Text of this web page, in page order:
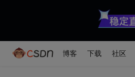
博客 下载 社区